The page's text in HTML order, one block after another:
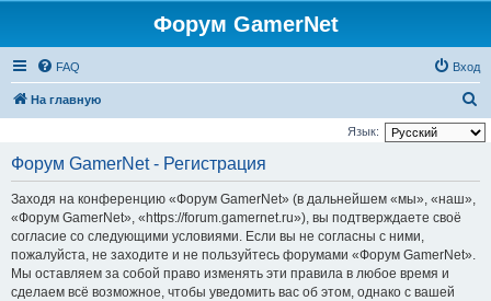
Форум GamerNet
FAQ Вход
На главную
о
Язык:
Форум GamerNet - Регистрация
Заходя на конференцию «Форум GamerNet» (в дальнейшем «мы», «наш»,
«Форум GamerNet», «https://forum.gamernet.ru»), вы подтверждаете своё
согласие со следующими условиями. Если вы не согласны с ними,
пожалуйста, не заходите и не пользуйтесь форумами «Форум GamerNet».
Мы оставляем за собой право изменять эти правила в любое время и
сделаем всё возможное, чтобы уведомить вас об этом, однако с вашей